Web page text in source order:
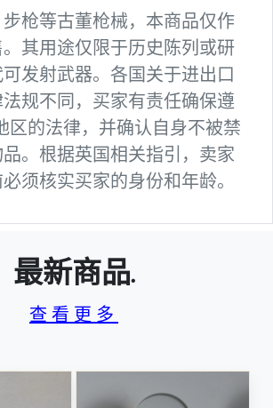
枪等古董枪械，本商品仅作
其用途仅限于历史陈列或研
发射武器。各国关于进出口
规不同，买家有责任确保遵
区的法律，并确认自身不被禁
。根据英国相关指引，卖家
须核实买家的身份和年龄。
最新商品.
查看更多